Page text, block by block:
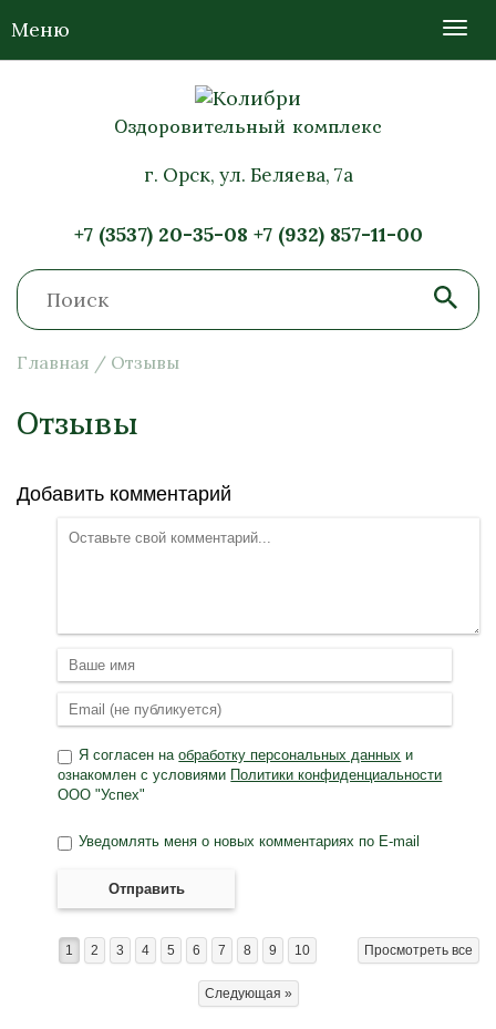
Оздоровительный комплекс
г. Орск, ул. Беляева, 7а
+7 (3537) 20-35-08 +7 (932) 857-11-00
Меню
Главная / Отзывы
Отзывы
Добавить комментарий
Я согласен наобработку персональных данных и
ознакомлен с условиями Политики конфиденциальности
ООО "Успех"
Уведомлять меня о новых комментариях по E-mail
Отправить
Просмотреть все
1 2 3 4 5 6 7 8 9 10
Следующая »